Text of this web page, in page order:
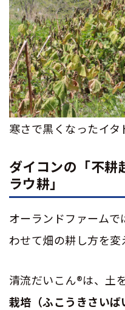
寒さで黒くなったイタ
ダイコンの「不耕
ラウ耕」
オーランドファーム
わせて畑の耕し方を変
清流だいこん®は、土
栽培（ふこうきさいば